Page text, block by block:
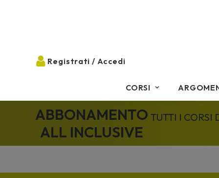
CORSI
ABBONAMENTO
ALL INCLUSIVE
TUTTI I CORSI